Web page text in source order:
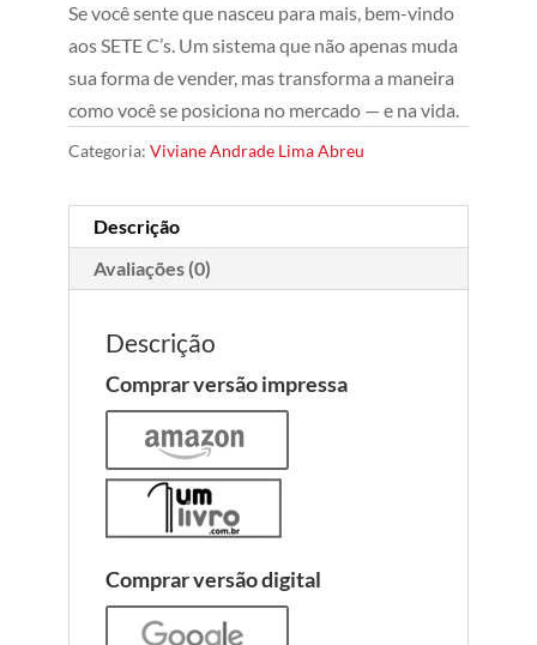
Se você sente que nasceu para mais, bem-vindo
aos SETE C’s. Um sistema que não apenas muda
sua forma de vender, mas transforma a maneira
como você se posiciona no mercado — e na vida.
Categoria: Viviane Andrade Lima Abreu
Descrição
Avaliações (0)
Descrição
Comprar versão impressa
Comprar versão digital